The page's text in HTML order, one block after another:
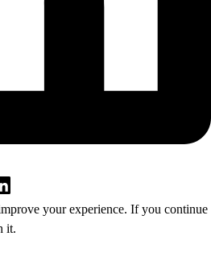
your experience. If you continue
it.